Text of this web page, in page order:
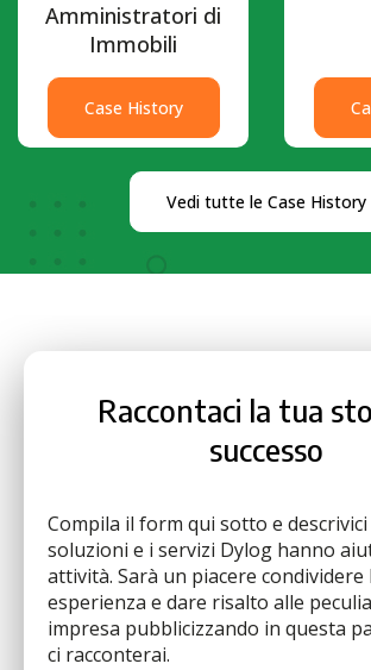
Amministratori di
Immobili
Case History
Vedi tutte le Case History
Raccontaci la tua
successo
Compila il form qui sotto e descrivici
soluzioni e i servizi Dylog hanno
attività. Sarà un piacere condividere
esperienza e dare risalto alle
impresa pubblicizzando in questa
ci racconterai.